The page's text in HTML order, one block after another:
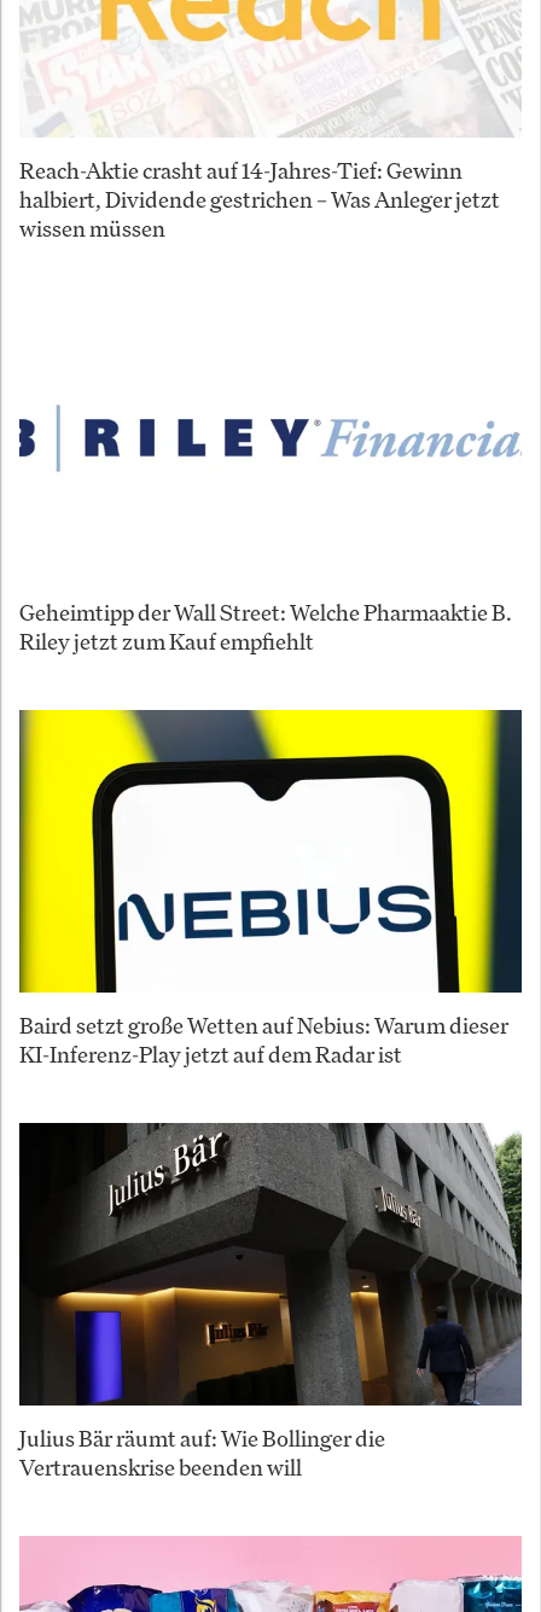
Reach-Aktie crasht auf 14-Jahres-Tief: Gewinn
halbiert, Dividende gestrichen – Was Anleger jetzt
wissen müssen
Geheimtipp der Wall Street: Welche Pharmaaktie B.
Riley jetzt zum Kauf empfiehlt
Baird setzt große Wetten auf Nebius: Warum dieser
KI-Inferenz-Play jetzt auf dem Radar ist
Julius Bär räumt auf: Wie Bollinger die
Vertrauenskrise beenden will